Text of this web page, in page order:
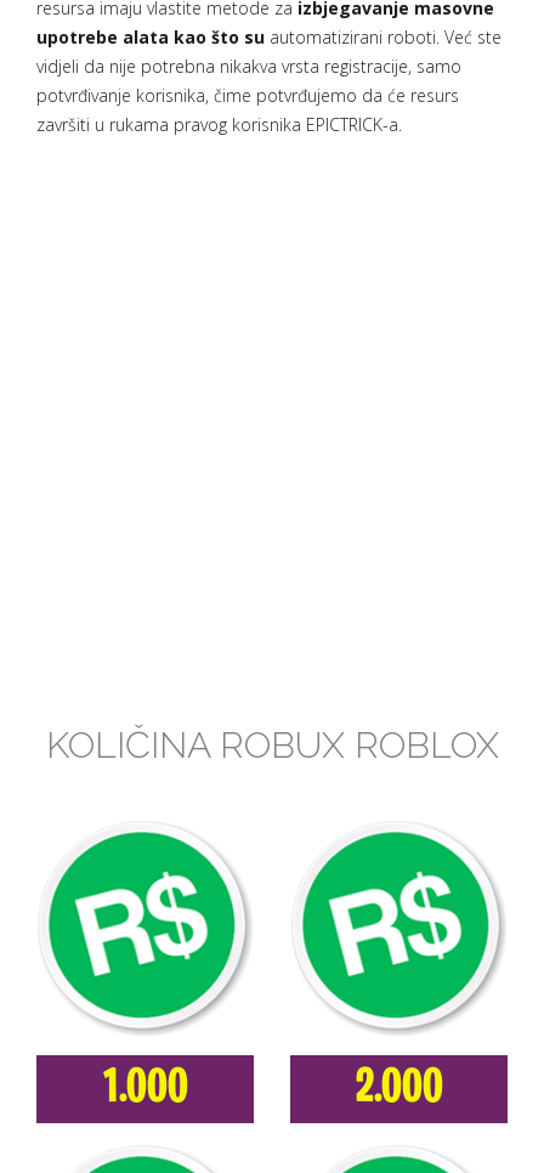
resursa imaju vlastite metode za izbjegavanje masovne
upotrebe alata kao što su automatizirani roboti. Već ste
vidjeli da nije potrebna nikakva vrsta registracije, samo
potvrđivanje korisnika, čime potvrđujemo da će resurs
završiti u rukama pravog korisnika EPICTRICK-a.
KOLIČINA ROBUX ROBLOX
1.000 2.000